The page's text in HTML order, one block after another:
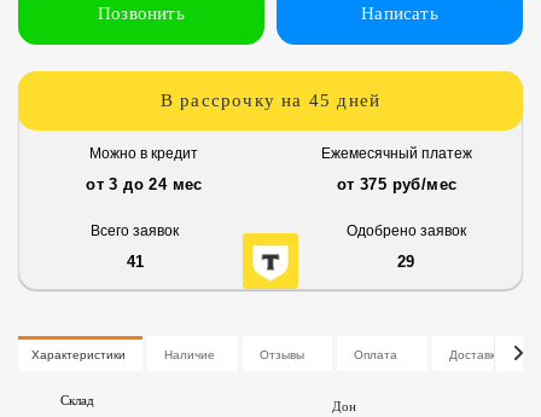
Позвонить Написать
В рассрочку на 45 дней
Можно в кредит
от 3 до 24 мес
Ежемесячный платеж
от 375 руб/мес
Всего заявок
41
Одобрено заявок
29
Характеристики Наличие Отзывы Оплата Доставка
Склад Дон